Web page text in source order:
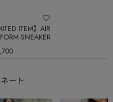
ITEM】AIR
SNEAKER
ート